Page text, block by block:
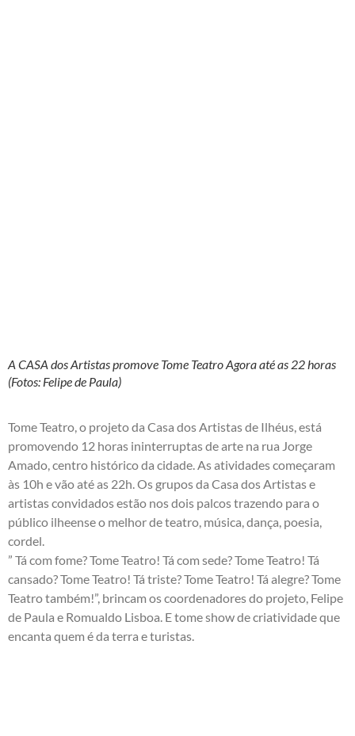
A CASA dos Artistas promove Tome Teatro Agora até as 22 horas
(Fotos: Felipe de Paula)
Tome Teatro, o projeto da Casa dos Artistas de Ilhéus, está
promovendo 12 horas ininterruptas de arte na rua Jorge
Amado, centro histórico da cidade. As atividades começaram
às 10h e vão até as 22h. Os grupos da Casa dos Artistas e
artistas convidados estão nos dois palcos trazendo para o
público ilheense o melhor de teatro, música, dança, poesia,
cordel.
” Tá com fome? Tome Teatro! Tá com sede? Tome Teatro! Tá
cansado? Tome Teatro! Tá triste? Tome Teatro! Tá alegre? Tome
Teatro também!”, brincam os coordenadores do projeto, Felipe
de Paula e Romualdo Lisboa. E tome show de criatividade que
encanta quem é da terra e turistas.